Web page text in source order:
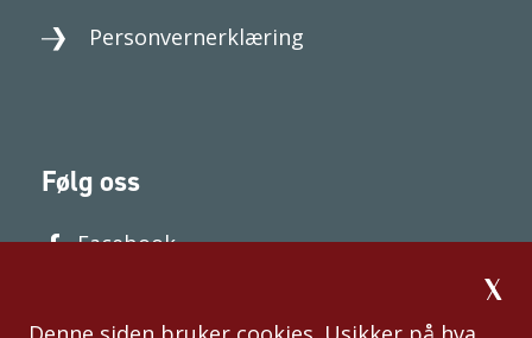
Personvernerklæring
Følg oss
Facebook